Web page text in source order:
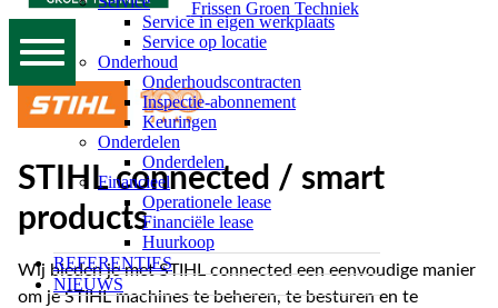
Service in eigen werkplaats
Service op locatie
Onderhoud
Onderhoudscontracten
Inspectie-abonnement
Keuringen
Onderdelen
Onderdelen
Financieel
Operationele lease
Financiële lease
Huurkoop
REFERENTIES
NIEUWS
Frissen Groen Techniek
STIHL connected / smart
products
Wij bieden je met STIHL connected een eenvoudige manier
om je STIHL machines te beheren, te besturen en te